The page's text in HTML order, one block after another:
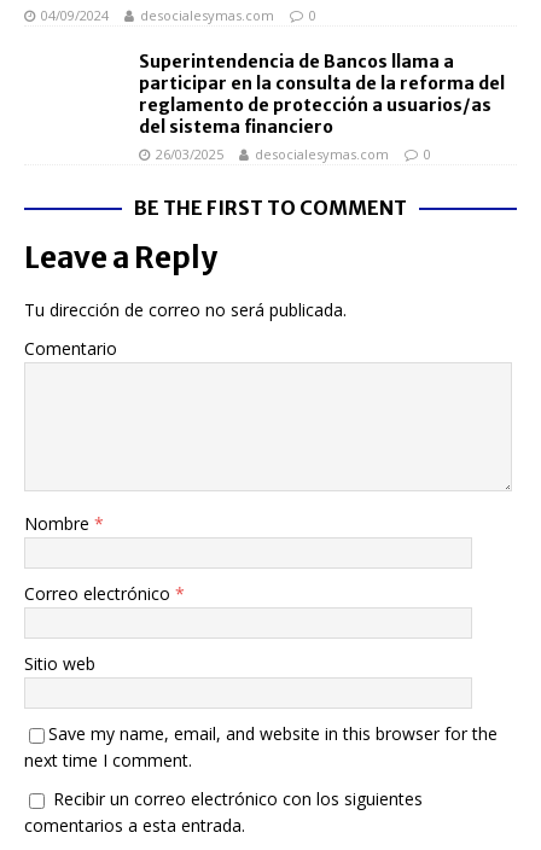
04/09/2024 desocialesymas.com 0
Superintendencia de Bancos llama a
participar en la consulta de la reforma del
reglamento de protección a usuarios/as
del sistema financiero
26/03/2025 desocialesymas.com 0
BE THE FIRST TO COMMENT
Leave a Reply
Tu dirección de correo no será publicada.
Comentario
Nombre *
Correo electrónico *
Sitio web
Save my name, email, and website in this browser for the
next time I comment.
Recibir un correo electrónico con los siguientes
comentarios a esta entrada.